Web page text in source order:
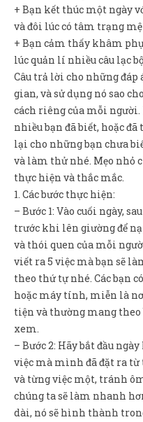
Liên hệ
+ Bạn kết thúc một ngày
và đôi lúc có tâm trạng
+ Bạn cảm thấy khâm
lúc quản lí nhiều câu lạc
Câu trả lời cho những
gian, và sử dụng nó sao
cách riêng của mỗi người.
nhiều bạn đã biết, hoặc
lại cho những bạn chưa
và làm thử nhé. Mẹo nhỏ
thực hiện và thắc mắc.
1. Các bước thực hiện:
– Bước 1: Vào cuối ngày,
trước khi lên giường để
và thói quen của mỗi
viết ra 5 việc mà bạn sẽ
theo thứ tự nhé. Các bạn
hoặc máy tính, miễn là
tiện và thường mang theo
xem.
– Bước 2: Hãy bắt đầu
việc mà mình đã đặt ra
và từng việc một, tránh
chúng ta sẽ làm nhanh
dài, nó sẽ hình thành